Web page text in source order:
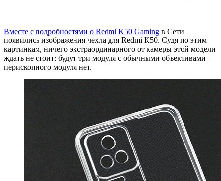
Вместе с подробностями о Redmi K50 Gaming в Сети
появились изображения чехла для Redmi K50. Судя по этим
картинкам, ничего экстраординарного от камеры этой модели
ждать не стоит: будут три модуля с обычными объективами –
перископного модуля нет.